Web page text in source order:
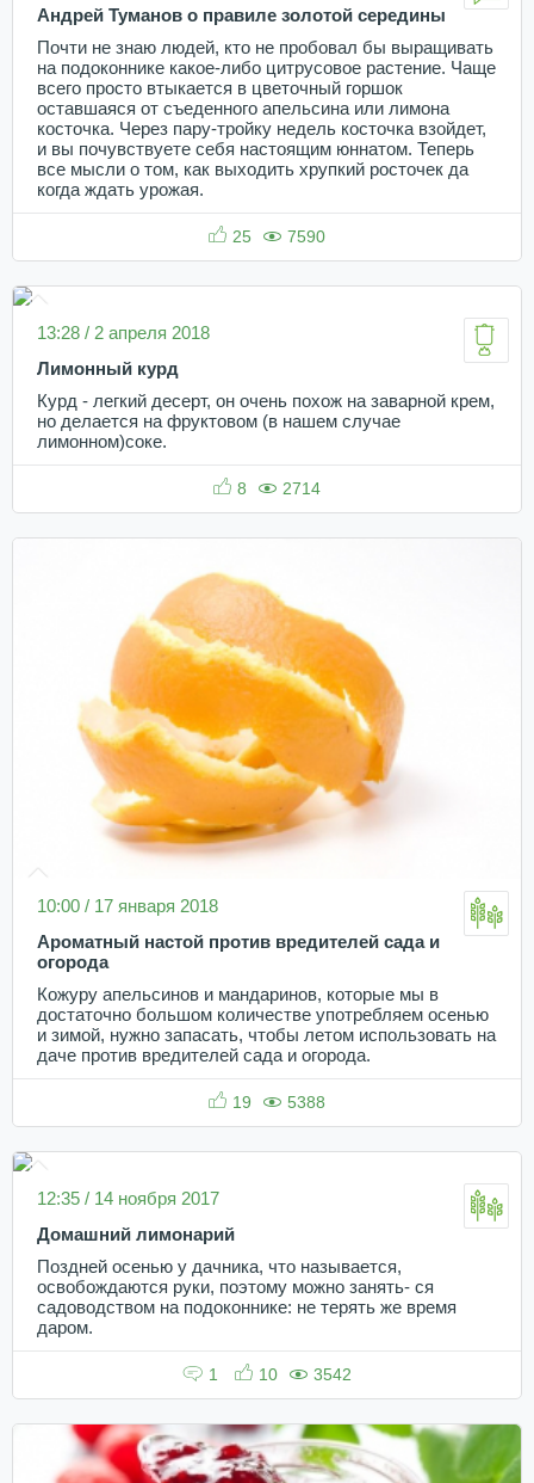
Андрей Туманов о правиле золотой середины
Почти не знаю людей, кто не пробовал бы выращивать
на подоконнике какое-либо цитрусовое растение. Чаще
всего просто втыкается в цветочный горшок
оставшаяся от съеденного апельсина или лимона
косточка. Через пару-тройку недель косточка взойдет,
и вы почувствуете себя настоящим юннатом. Теперь
все мысли о том, как выходить хрупкий росточек да
когда ждать урожая.
25 7590
13:28 / 2 апреля 2018
Лимонный курд
Курд - легкий десерт, он очень похож на заварной крем,
но делается на фруктовом (в нашем случае
лимонном)соке.
8 2714
10:00 / 17 января 2018
Ароматный настой против вредителей сада и
огорода
Кожуру апельсинов и мандаринов, которые мы в
достаточно большом количестве употребляем осенью
и зимой, нужно запасать, чтобы летом использовать на
даче против вредителей сада и огорода.
19 5388
12:35 / 14 ноября 2017
Домашний лимонарий
Поздней осенью у дачника, что называется,
освобождаются руки, поэтому можно занять- ся
садоводством на подоконнике: не терять же время
даром.
1 10 3542